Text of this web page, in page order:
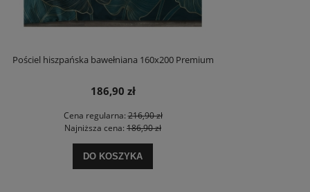
Pościel hiszpańska bawełniana 160x200 Premium
186,90 zł
Cena regularna:216,90 zł
Najniższa cena: 186,90 zł
DO KOSZYKA